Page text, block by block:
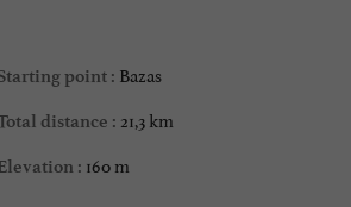
point : Bazas
distance : 21,3 km
: 160 m